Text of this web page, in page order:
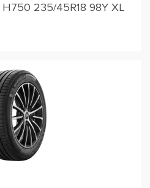
235/45R18 98Y XL